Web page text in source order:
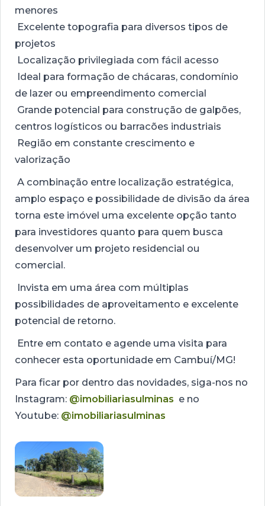
menores
Excelente topografia para diversos tipos de
projetos
Localização privilegiada com fácil acesso
Ideal para formação de chácaras, condomínio
de lazer ou empreendimento comercial
Grande potencial para construção de galpões,
centros logísticos ou barracões industriais
Região em constante crescimento e
valorização
A combinação entre localização estratégica,
amplo espaço e possibilidade de divisão da área
torna este imóvel uma excelente opção tanto
para investidores quanto para quem busca
desenvolver um projeto residencial ou
comercial.
Invista em uma área com múltiplas
possibilidades de aproveitamento e excelente
potencial de retorno.
Entre em contato e agende uma visita para
conhecer esta oportunidade em Cambuí/MG!
Para ficar por dentro das novidades, siga-nos no
Instagram: @imobiliariasulminas e no
Youtube: @imobiliariasulminas